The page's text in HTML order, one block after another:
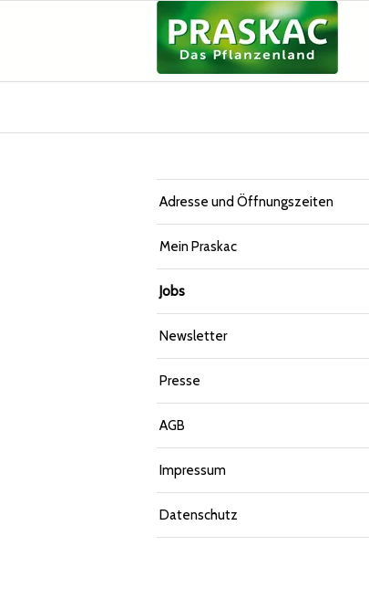
Adresse und Öffnungszeiten
Mein Praskac
Jobs
Newsletter
Presse
AGB
Impressum
Datenschutz